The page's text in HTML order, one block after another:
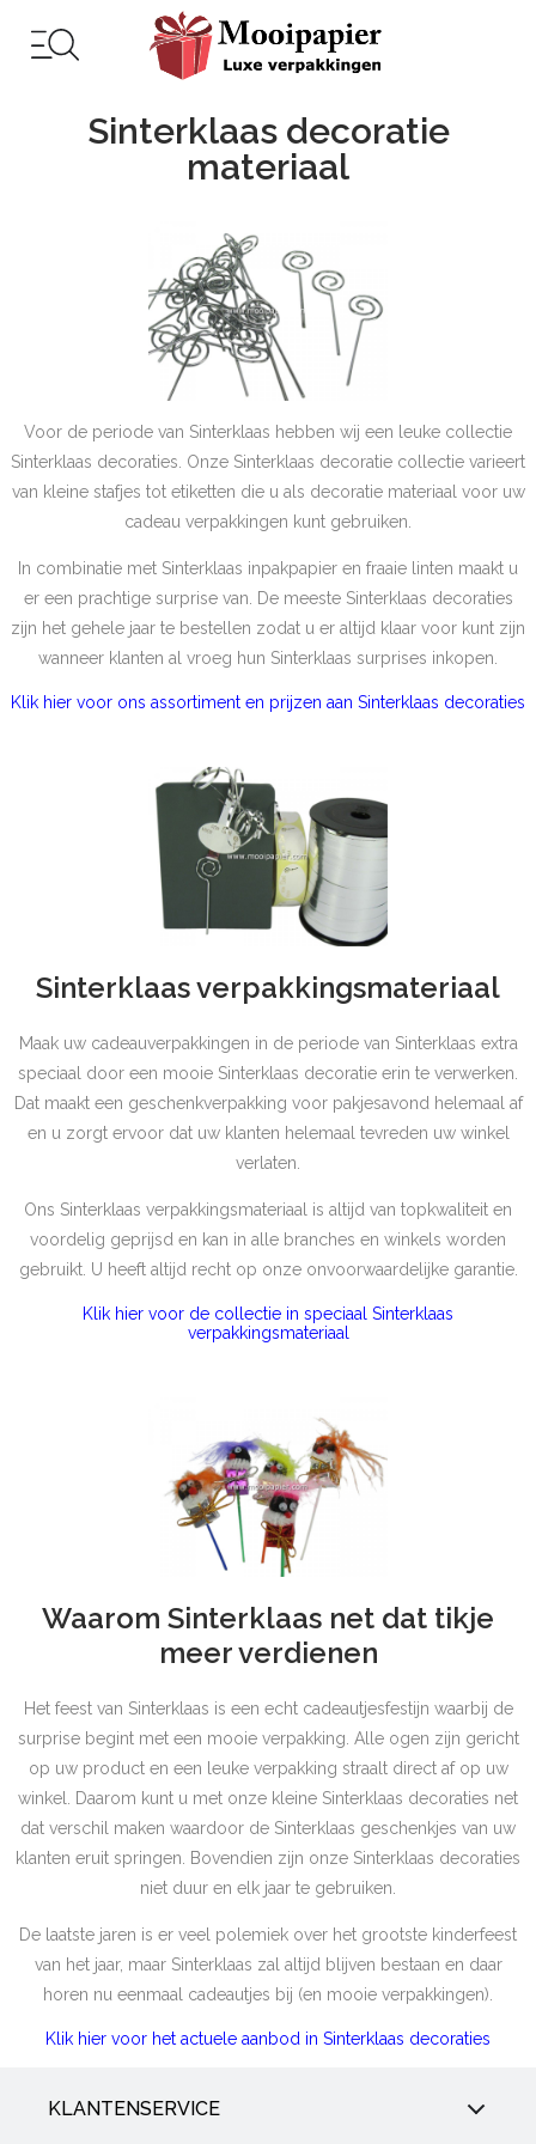
Sinterklaas decoratie
materiaal
Voor de periode van Sinterklaas hebben wij een leuke collectie
Sinterklaas decoraties. Onze Sinterklaas decoratie collectie varieert
van kleine stafjes tot etiketten die u als decoratie materiaal voor uw
cadeau verpakkingen kunt gebruiken.
In combinatie met Sinterklaas inpakpapier en fraaie linten maakt u
er een prachtige surprise van. De meeste Sinterklaas decoraties
zijn het gehele jaar te bestellen zodat u er altijd klaar voor kunt zijn
wanneer klanten al vroeg hun Sinterklaas surprises inkopen.
Klik hier voor ons assortiment en prijzen aan Sinterklaas decoraties
Sinterklaas verpakkingsmateriaal
Maak uw cadeauverpakkingen in de periode van Sinterklaas extra
speciaal door een mooie Sinterklaas decoratie erin te verwerken.
Dat maakt een geschenkverpakking voor pakjesavond helemaal af
en u zorgt ervoor dat uw klanten helemaal tevreden uw winkel
verlaten.
Ons Sinterklaas verpakkingsmateriaal is altijd van topkwaliteit en
voordelig geprijsd en kan in alle branches en winkels worden
gebruikt. U heeft altijd recht op onze onvoorwaardelijke garantie.
Klik hier voor de collectie in speciaal Sinterklaas
verpakkingsmateriaal
Waarom Sinterklaas net dat tikje
meer verdienen
Het feest van Sinterklaas is een echt cadeautjesfestijn waarbij de
surprise begint met een mooie verpakking. Alle ogen zijn gericht
op uw product en een leuke verpakking straalt direct af op uw
winkel. Daarom kunt u met onze kleine Sinterklaas decoraties net
dat verschil maken waardoor de Sinterklaas geschenkjes van uw
klanten eruit springen. Bovendien zijn onze Sinterklaas decoraties
niet duur en elk jaar te gebruiken.
De laatste jaren is er veel polemiek over het grootste kinderfeest
van het jaar, maar Sinterklaas zal altijd blijven bestaan en daar
horen nu eenmaal cadeautjes bij (en mooie verpakkingen).
Klik hier voor het actuele aanbod in Sinterklaas decoraties
KLANTENSERVICE